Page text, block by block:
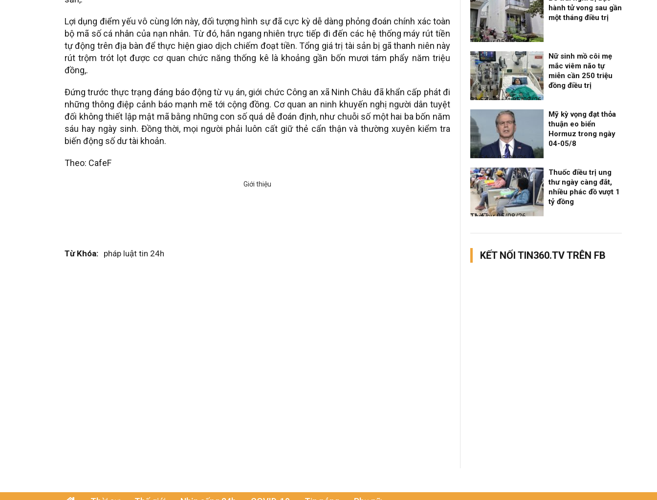
Lợi dụng điểm yếu vô cùng lớn này, đối tượng hình sự đã cực kỳ dễ dàng phỏng đoán chính xác toàn
bộ mã số cá nhân của nạn nhân. Từ đó, hắn ngang nhiên trực tiếp đi đến các hệ thống máy rút tiền
tự động trên địa bàn để thực hiện giao dịch chiếm đoạt tiền. Tổng giá trị tài sản bị gã thanh niên này
rút trộm trót lọt được cơ quan chức năng thống kê là khoảng gần bốn mươi tám phẩy năm triệu
đồng,.
Đứng trước thực trạng đáng báo động từ vụ án, giới chức Công an xã Ninh Châu đã khẩn cấp phát đi
những thông điệp cảnh báo mạnh mẽ tới cộng đồng. Cơ quan an ninh khuyến nghị người dân tuyệt
đối không thiết lập mật mã bằng những con số quá dễ đoán định, như chuỗi số một hai ba bốn năm
sáu hay ngày sinh. Đồng thời, mọi người phải luôn cất giữ thẻ cẩn thận và thường xuyên kiểm tra
biến động số dư tài khoản.
Theo: CafeF
Từ Khóa: pháp luật tin 24h
Thời sự
05/08/26, 12:06
hành tử vong sau gần
một tháng điều trị
Bạn đọc viết
05/08/26, 11:57
Nữ sinh mồ côi mẹ
mắc viêm não tự
miễn cần 250 triệu
đồng điều trị
Thế giới
05/08/26, 11:54
Mỹ kỳ vọng đạt thỏa
thuận eo biển
Hormuz trong ngày
04-05/8
Thời sự
05/08/26, 11:47
Thuốc điều trị ung
thư ngày càng đắt,
nhiều phác đồ vượt 1
tỷ đồng
KẾT NỐI TIN360.TV TRÊN FB